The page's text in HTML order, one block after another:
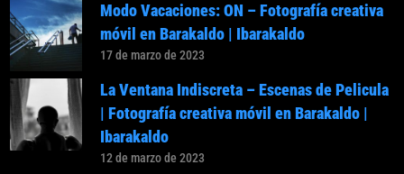
Modo Vacaciones: ON – Fotografía creativa
móvil en Barakaldo | Ibarakaldo
17 de marzo de 2023
La Ventana Indiscreta – Escenas de Pelicula
| Fotografía creativa móvil en Barakaldo |
Ibarakaldo
12 de marzo de 2023